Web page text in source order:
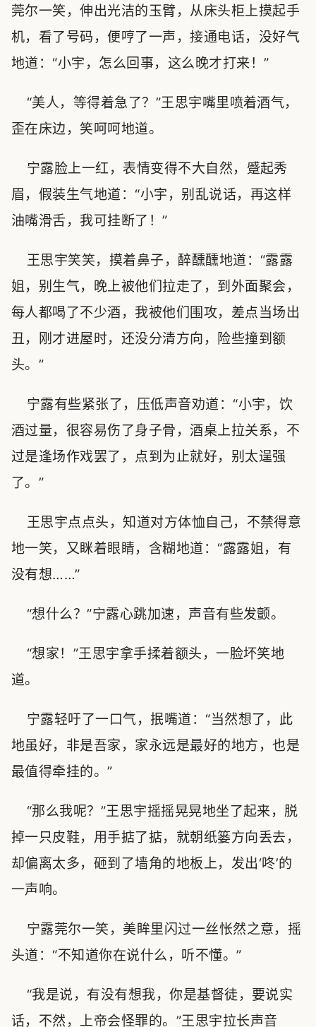
莞尔一笑，伸出光洁的玉臂，从床头柜上摸起手
机，看了号码，便哼了一声，接通电话，没好气
地道：“小宇，怎么回事，这么晚才打来！”
“美人，等得着急了？”王思宇嘴里喷着酒气，
歪在床边，笑呵呵地道。
宁露脸上一红，表情变得不大自然，蹙起秀
眉，假装生气地道：“小宇，别乱说话，再这样
油嘴滑舌，我可挂断了！”
王思宇笑笑，摸着鼻子，醉醺醺地道：“露露
姐，别生气，晚上被他们拉走了，到外面聚会，
每人都喝了不少酒，我被他们围攻，差点当场出
丑，刚才进屋时，还没分清方向，险些撞到额
头。”
宁露有些紧张了，压低声音劝道：“小宇，饮
酒过量，很容易伤了身子骨，酒桌上拉关系，不
过是逢场作戏罢了，点到为止就好，别太逞强
了。”
王思宇点点头，知道对方体恤自己，不禁得意
地一笑，又眯着眼睛，含糊地道：“露露姐，有
没有想……”
“想什么？”宁露心跳加速，声音有些发颤。
“想家！”王思宇拿手揉着额头，一脸坏笑地
道。
宁露轻吁了一口气，抿嘴道：“当然想了，此
地虽好，非是吾家，家永远是最好的地方，也是
最值得牵挂的。”
“那么我呢？”王思宇摇摇晃晃地坐了起来，脱
掉一只皮鞋，用手掂了掂，就朝纸篓方向丢去，
却偏离太多，砸到了墙角的地板上，发出‘咚’的
一声响。
宁露莞尔一笑，美眸里闪过一丝怅然之意，摇
头道：“不知道你在说什么，听不懂。”
“我是说，有没有想我，你是基督徒，要说实
话，不然，上帝会怪罪的。”王思宇拉长声音